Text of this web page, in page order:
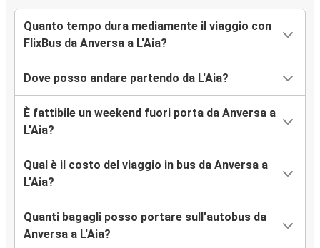
Quanto tempo dura mediamente il viaggio con
FlixBus da Anversa a L'Aia?
Dove posso andare partendo da L'Aia?
È fattibile un weekend fuori porta da Anversa a
L'Aia?
Qual è il costo del viaggio in bus da Anversa a
L'Aia?
Quanti bagagli posso portare sull’autobus da
Anversa a L'Aia?